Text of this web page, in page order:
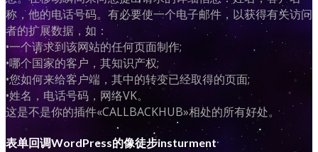
称，他的电话号码。有必要使一个电子邮件，以获得有关访问
者的扩展数据，如：
•一个请求到该网站的任何页面制作;
•哪个国家的客户，其知识产权;
•您如何来给客户端，其中的转变已经取得的页面;
•姓名，电话号码，网络VK。
这是不是你的插件«CALLBACKHUB»相处的所有好处。
表单回调WordPress的像徒步insturment